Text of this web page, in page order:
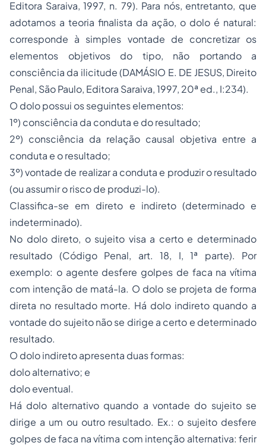
Editora Saraiva, 1997, n. 79). Para nós, entretanto, que
adotamos a teoria finalista da ação, o dolo é natural:
corresponde à simples vontade de concretizar os
elementos objetivos do tipo, não portando a
consciência da ilicitude (DAMÁSIO E. DE JESUS, Direito
Penal, São Paulo, Editora Saraiva, 1997, 20ª ed., I:234).
O dolo possui os seguintes elementos:
1º) consciência da conduta e do resultado;
2º) consciência da relação causal objetiva entre a
conduta e o resultado;
3º) vontade de realizar a conduta e produzir o resultado
(ou assumir o risco de produzi-lo).
Classifica-se em direto e indireto (determinado e
indeterminado).
No dolo direto, o sujeito visa a certo e determinado
resultado (Código Penal, art. 18, I, 1ª parte). Por
exemplo: o agente desfere golpes de faca na vítima
com intenção de matá-la. O dolo se projeta de forma
direta no resultado morte. Há dolo indireto quando a
vontade do sujeito não se dirige a certo e determinado
resultado.
O dolo indireto apresenta duas formas:
dolo alternativo; e
dolo eventual.
Há dolo alternativo quando a vontade do sujeito se
dirige a um ou outro resultado. Ex.: o sujeito desfere
golpes de faca na vítima com intenção alternativa: ferir